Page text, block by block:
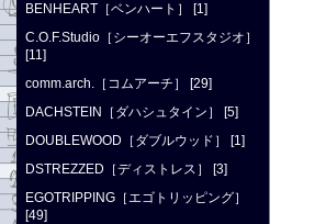
BENHEART［ベンハート］ [1]
C.O.F.Studio［シーオーエフスタジオ］
[11]
comm.arch.［コムアーチ］ [29]
DACHSTEIN［ダハシュタイン］ [5]
DOUBLEWOOD［ダブルウッド］ [1]
DSTREZZED［ディストレス］ [3]
EGOTRIPPING［エゴトリッピング］
[49]